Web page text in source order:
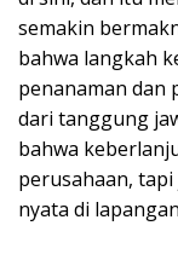
semakin
bahwa langkah
penanaman dan
dari tanggung
bahwa
perusahaan,
nyata di